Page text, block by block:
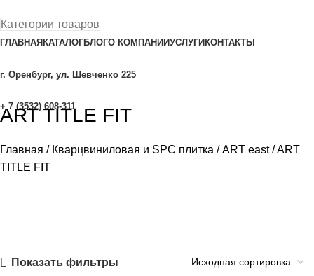
Категории товаров
ГЛАВНАЯ КАТАЛОГБЛОГО КОМПАНИИУСЛУГИ КОНТАКТЫ
г. Оренбург, ул. Шевченко 225
+ 7 (3532) 608-311
ART TITLE FIT
Главная Кварцвиниловая и SPC плитка ART east ART
TITLE FIT
Показать фильтры